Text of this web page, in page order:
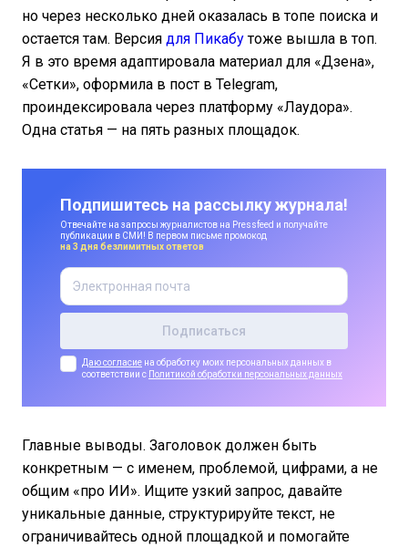
но через несколько дней оказалась в топе поиска и
остается там. Версия для Пикабутоже вышла в топ.
Я в это время адаптировала материал для «Дзена»,
«Сетки», оформила в пост в Telegram,
проиндексировала через платформу «Лаудора».
Одна статья — на пять разных площадок.
Подпишитесь на рассылку журнала!
Отвечайте на запросы журналистов на Pressfeed и получайте
публикации в СМИ! В первом письме промокод
на 3 дня безлимитных ответов
Даю согласие на обработку моих персональных данных в
соответствии с Политикой обработки персональных данных
Главные выводы. Заголовок должен быть
конкретным — с именем, проблемой, цифрами, а не
общим «про ИИ». Ищите узкий запрос, давайте
уникальные данные, структурируйте текст, не
ограничивайтесь одной площадкой и помогайте